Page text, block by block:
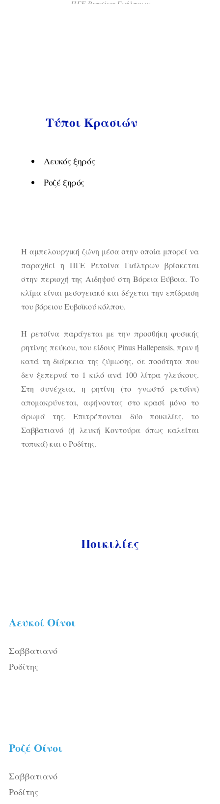
ΠΓΕ Ρετσίνα Γιάλτρων
Τύποι Κρασιών
Λευκός ξηρός
Ροζέ ξηρός
Η αμπελουργική ζώνη μέσα στην οποία μπορεί να
παραχθεί η ΠΓΕ Ρετσίνα Γιάλτρων βρίσκεται
στην περιοχή της Αιδηψού στη Βόρεια Εύβοια. Το
κλίμα είναι μεσογειακό και δέχεται την επίδραση
του βόρειου Ευβοϊκού κόλπου.
Η ρετσίνα παράγεται με την προσθήκη φυσικής
ρητίνης πεύκου, του είδους Pinus Hallepensis, πριν ή
κατά τη διάρκεια της ζύμωσης, σε ποσότητα που
δεν ξεπερνά το 1 κιλό ανά 100 λίτρα γλεύκους.
Στη συνέχεια, η ρητίνη (το γνωστό ρετσίνι)
απομακρύνεται, αφήνοντας στο κρασί μόνο το
άρωμά της. Επιτρέπονται δύο ποικιλίες, το
Σαββατιανό (ή λευκή Κοντούρα όπως καλείται
τοπικά) και ο Ροδίτης.
Ποικιλίες
Λευκοί Οίνοι
Σαββατιανό
Ροδίτης
Ροζέ Οίνοι
Σαββατιανό
Ροδίτης